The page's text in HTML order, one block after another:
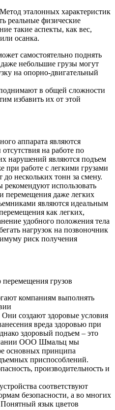
эталонных характеристик
реальные физические
такие аспекты, как вес,
осанка.
самостоятельно поднять
небольшие грузы могут
на опорно-двигательный
в общей сложности
избавить их от этой
аппарата являются
на работе по
нарушений являются подъем
при работе с легкими грузами
нескольких тонн за смену.
использовать
перемещения даже легких
являются идеальным
как легких,
удобного положения тела
нагрузок на позвоночник
риск получения
грузов
компаниям выполнять
создают здоровые условия
вреда здоровью при
здоровый подъем – это
ООО Шмальц мы
основных принципа
приспособлений.
производительность и
соответствуют
безопасности, а во многих
Понятный язык цветов